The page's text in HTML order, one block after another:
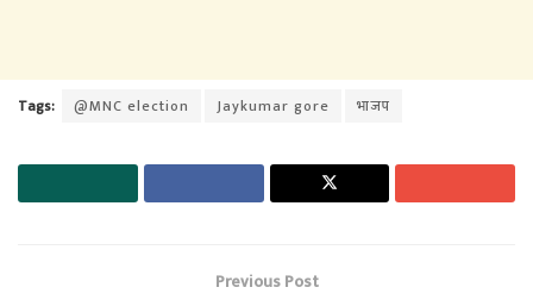
Tags: @MNC election Jaykumar gore भाजप
Previous Post